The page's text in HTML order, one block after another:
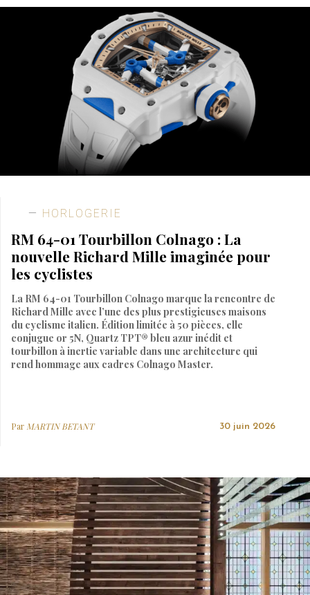
HORLOGERIE
RM 64-01 Tourbillon Colnago : La
nouvelle Richard Mille imaginée pour
les cyclistes
La RM 64-01 Tourbillon Colnago marque la rencontre de
Richard Mille avec l’une des plus prestigieuses maisons
du cyclisme italien. Édition limitée à 50 pièces, elle
conjugue or 5N, Quartz TPT® bleu azur inédit et
tourbillon à inertie variable dans une architecture qui
rend hommage aux cadres Colnago Master.
ParMARTIN BETANT 30 juin 2026